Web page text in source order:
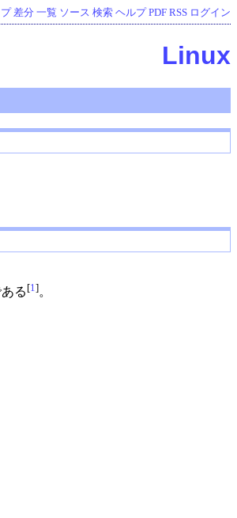
プ 差分 一覧 ソース 検索 ヘルプ PDF RSS ログイン
Linux
る [1]。